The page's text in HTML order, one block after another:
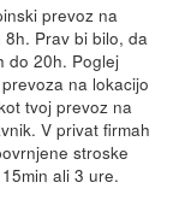
prevoz na
Prav bi bilo, da
do 20h. Poglej
na lokacijo
tvoj prevoz na
V privat firmah
stroske
ali 3 ure.